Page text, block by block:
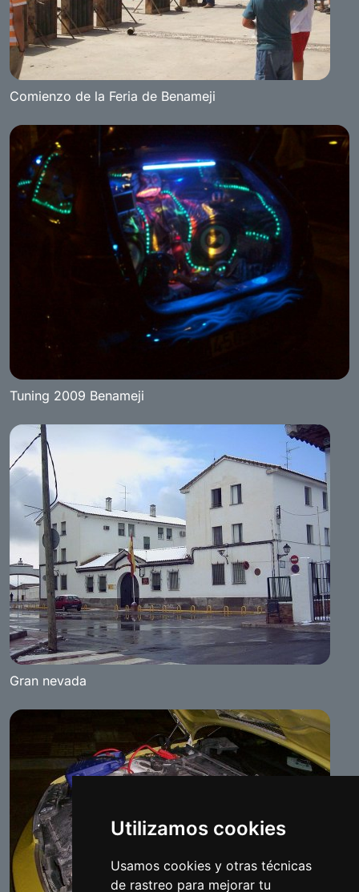
Utilizamos cookies
Usamos cookies y otras técnicas
de rastreo para mejorar tu
Comienzo de la Feria de Benameji
Tuning 2009 Benameji
Gran nevada